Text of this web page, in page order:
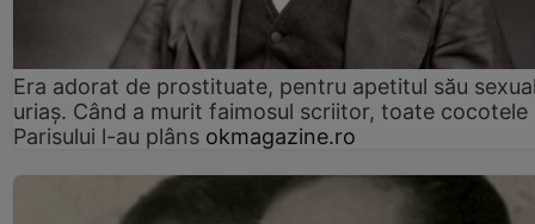
Era adorat de prostituate, pentru apetitul său
uriaș. Când a murit faimosul scriitor, toate cocotele
Parisului l-au plâns okmagazine.ro